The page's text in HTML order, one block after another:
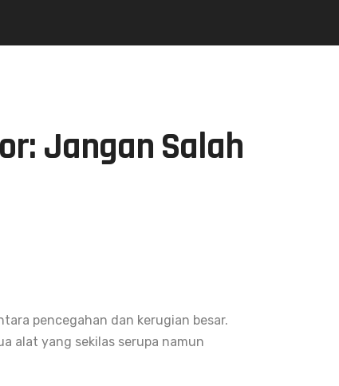
Jangan Salah
pencegahan dan kerugian besar.
alat yang sekilas serupa namun